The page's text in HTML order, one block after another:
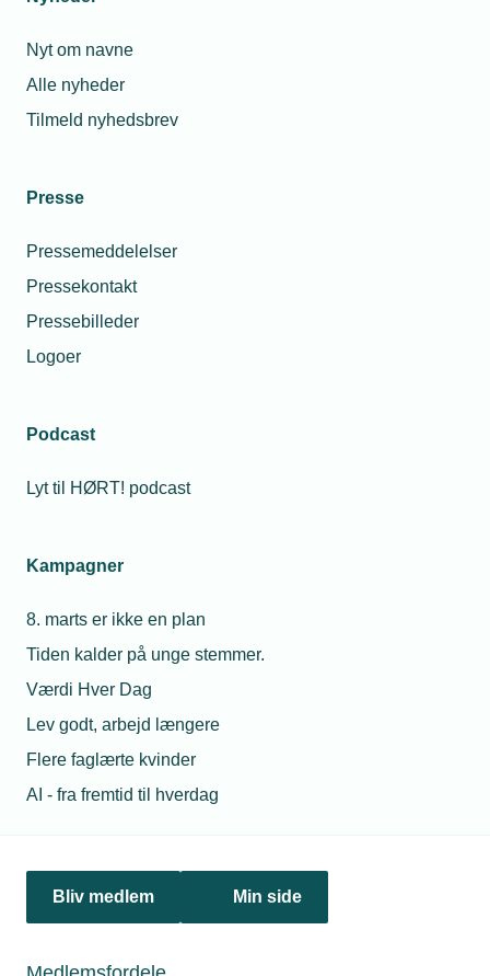
Nyt om navne
Alle nyheder
Tilmeld nyhedsbrev
Presse
Pressemeddelelser
Pressekontakt
Pressebilleder
Logoer
Podcast
Lyt til HØRT! podcast
Kampagner
8. marts er ikke en plan
Tiden kalder på unge stemmer.
Værdi Hver Dag
Lev godt, arbejd længere
Flere faglærte kvinder
AI - fra fremtid til hverdag
Bliv medlem Min side
Politik & analyse
jura@tekniq.dk
tekniq@tekniq.dk